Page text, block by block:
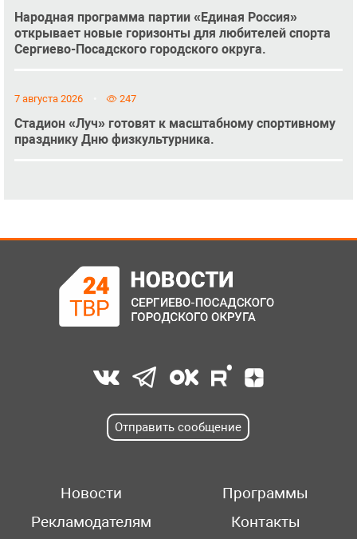
Народная программа партии «Единая Россия»
открывает новые горизонты для любителей спорта
Сергиево-Посадского городского округа.
7 августа 2026 247
Стадион «Луч» готовят к масштабному спортивному
празднику Дню физкультурника.
Отправить сообщение
Новости
Программы
Рекламодателям
Контакты